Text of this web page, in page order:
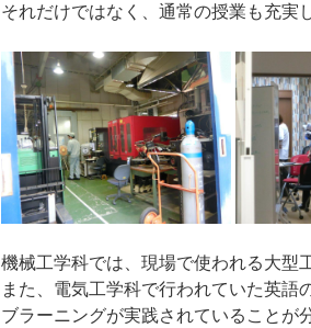
それだけではなく、通常の授業も充実
機械工学科では、現場で使われる大型
また、電気工学科で行われていた英語
ブラーニングが実践されていることが